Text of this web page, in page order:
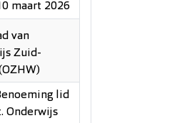
maart 2026
van
Zuid-
lid
Onderwijs